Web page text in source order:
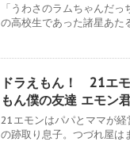
「うわさのラムちゃんだ
の高校生であった諸星あた
ドラえもん！ 21エ
もん僕の友達 エモン
21エモンはパパとママが
の跡取り息子。つづれ屋は